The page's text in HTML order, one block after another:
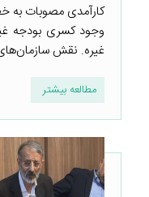
کارآمدی مصوبات به
وجود کسری بودجه
غیره. نقش
مطالعه بیشتر